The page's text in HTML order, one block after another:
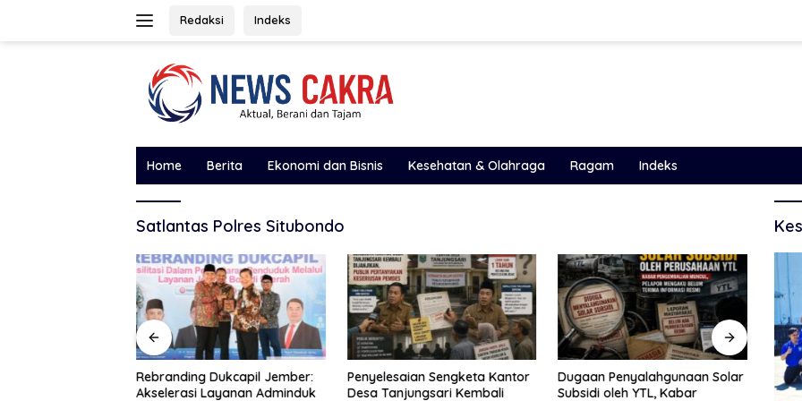
Redaksi Indeks
Home Berita Ekonomi dan Bisnis Kesehatan & Olahraga Ragam Indeks
Satlantas Polres Situbondo
Rebranding Dukcapil Jember:
Akselerasi Layanan Adminduk
Penyelesaian Sengketa Kantor
Desa Tanjungsari Kembali
Dugaan Penyalahgunaan Solar
Subsidi oleh YTL, Kabar